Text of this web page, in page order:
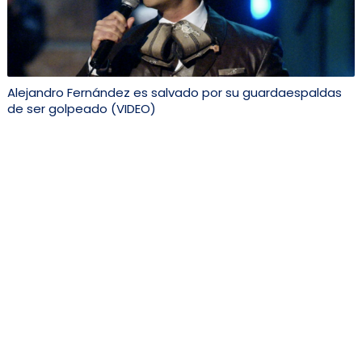
Alejandro Fernández es salvado por su guardaespaldas
de ser golpeado (VIDEO)